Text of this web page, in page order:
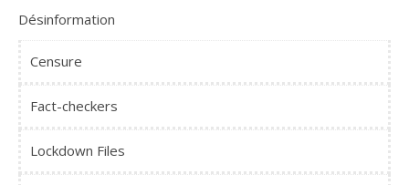
Désinformation
Censure
Fact-checkers
Lockdown Files